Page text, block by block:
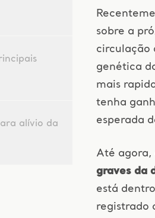
alívio da
sobre a
circulação
genética
mais
tenha
esperada
Até agora,
graves da
está
registrado